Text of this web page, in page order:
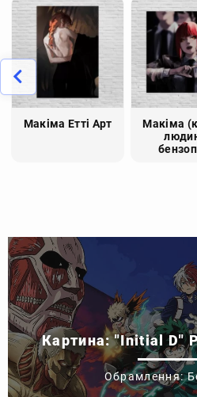
Макіма Етті Арт
Макіма
Картина: "Initial D"
Обрамлення: